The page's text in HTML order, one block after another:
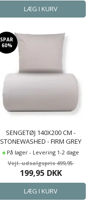
SPAR
60%
SENGETØJ 140X200 CM -
STONEWASHED - FIRM GREY
På lager - Levering 1-2 dage
499,95
199,95 DKK